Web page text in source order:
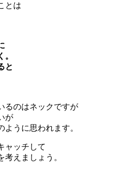
とは
と
るのはネックですが
が
うに思われます。
ャッチして
えましょう。